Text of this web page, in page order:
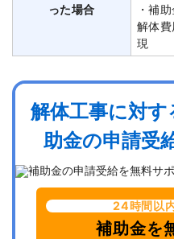
った場合
・補
解体
現
解体工事に対
助金の申請受
24時間以
補助金を